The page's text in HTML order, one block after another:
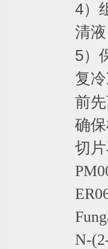
4）
清液
5）
复
前
确
切
N-